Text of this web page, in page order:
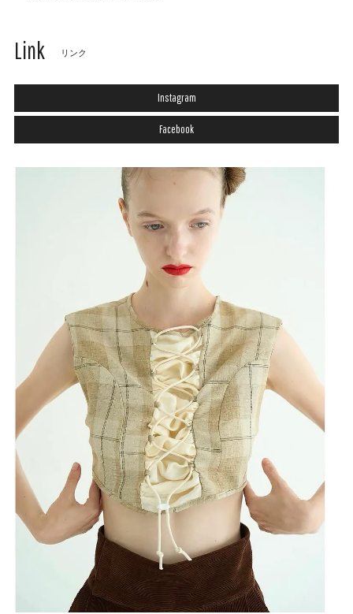
Link リンク
Instagram
Facebook